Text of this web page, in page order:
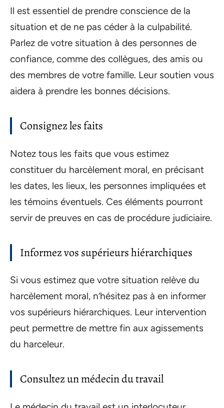
Il est essentiel de prendre conscience de la
situation et de ne pas céder à la culpabilité.
Parlez de votre situation à des personnes de
confiance, comme des collègues, des amis ou
des membres de votre famille. Leur soutien vous
aidera à prendre les bonnes décisions.
Consignez les faits
Notez tous les faits que vous estimez
constituer du harcèlement moral, en précisant
les dates, les lieux, les personnes impliquées et
les témoins éventuels. Ces éléments pourront
servir de preuves en cas de procédure judiciaire.
Informez vos supérieurs hiérarchiques
Si vous estimez que votre situation relève du
harcèlement moral, n’hésitez pas à en informer
vos supérieurs hiérarchiques. Leur intervention
peut permettre de mettre fin aux agissements
du harceleur.
Consultez un médecin du travail